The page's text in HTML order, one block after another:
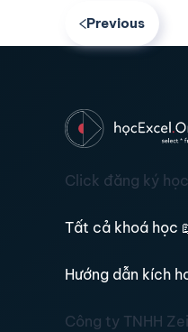
Previous
Click đăng ký
Tất cả khoá học
Hướng dẫn kích
Công ty TNHH